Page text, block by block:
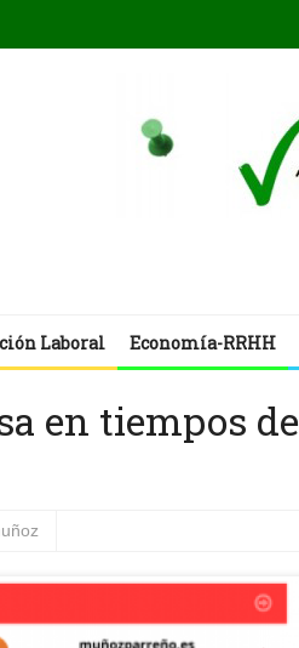
Laboral Economía-RRHH
en tiempos de